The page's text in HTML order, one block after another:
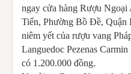
ngay cửa hàng Rượu
Tiến, Phường Bồ Đề,
niêm yết của rượu vang
Languedoc Pezenas
có 1.200.000 đồng.